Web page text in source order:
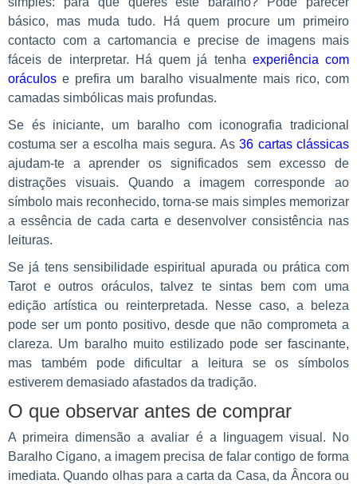
básico, mas muda tudo. Há quem procure um primeiro
contacto com a cartomancia e precise de imagens mais
fáceis de interpretar. Há quem já tenha experiência com
oráculos e prefira um baralho visualmente mais rico, com
camadas simbólicas mais profundas.
Se és iniciante, um baralho com iconografia tradicional
costuma ser a escolha mais segura. As36 cartas clássicas
ajudam-te a aprender os significados sem excesso de
distrações visuais. Quando a imagem corresponde ao
símbolo mais reconhecido, torna-se mais simples memorizar
a essência de cada carta e desenvolver consistência nas
leituras.
Se já tens sensibilidade espiritual apurada ou prática com
Tarot e outros oráculos, talvez te sintas bem com uma
edição artística ou reinterpretada. Nesse caso, a beleza
pode ser um ponto positivo, desde que não comprometa a
clareza. Um baralho muito estilizado pode ser fascinante,
mas também pode dificultar a leitura se os símbolos
estiverem demasiado afastados da tradição.
O que observar antes de comprar
A primeira dimensão a avaliar é a linguagem visual. No
Baralho Cigano, a imagem precisa de falar contigo de forma
imediata. Quando olhas para a carta da Casa, da Âncora ou